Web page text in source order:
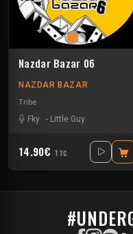
Nazdar Bazar 06
NAZDAR BAZAR
Tribe
Fky
- Little Guy
14.90€ TTC